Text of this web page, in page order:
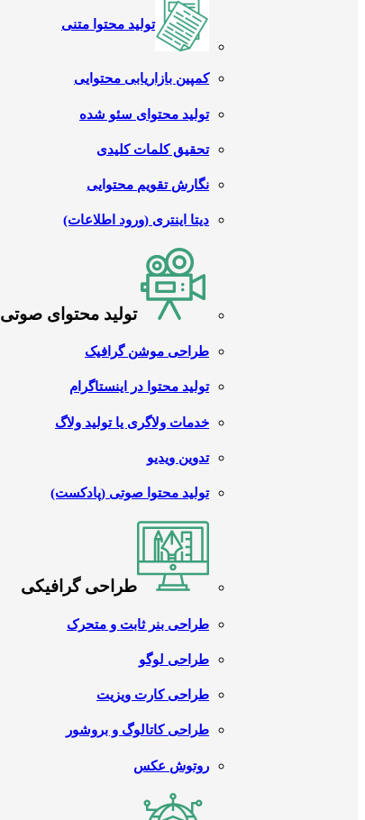
تولید محتوا متنی
کمپین بازاریابی محتوایی
تولید محتوای سئو شده
تحقیق کلمات کلیدی
نگارش تقویم محتوایی
دیتا اینتری (ورود اطلاعات)
تولید محتوای
طراحی موشن گرافیک
تولید محتوا در اینستاگرام
خدمات ولاگری یا تولید ولاگ
تدوین ویدیو
تولید محتوا صوتی (پادکست)
طراحی گرافیکی
طراحی بنر ثابت و متحرک
طراحی لوگو
طراحی کارت ویزیت
طراحی کاتالوگ و بروشور
روتوش عکس